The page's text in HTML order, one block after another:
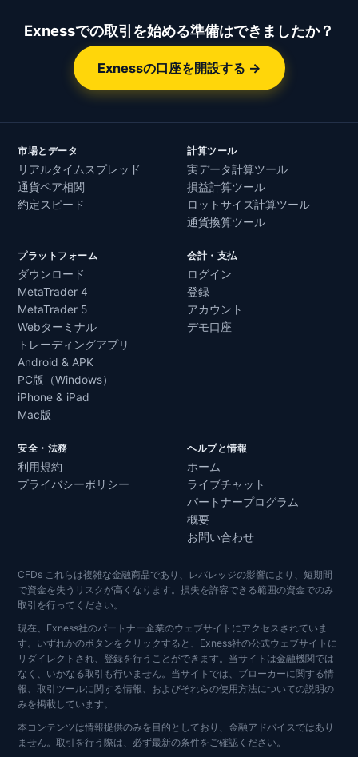
Exnessでの取引を始める準備はできましたか？
Exnessの口座を開設する →
市場とデータ
リアルタイムスプレッド
通貨ペア相関
約定スピード
計算ツール
実データ計算ツール
損益計算ツール
ロットサイズ計算ツール
通貨換算ツール
プラットフォーム
ダウンロード
MetaTrader 4
MetaTrader 5
Webターミナル
トレーディングアプリ
Android & APK
PC版（Windows）
iPhone & iPad
Mac版
会計・支払
ログイン
登録
アカウント
デモ口座
安全・法務
利用規約
プライバシーポリシー
ヘルプと情報
ホーム
ライブチャット
パートナープログラム
概要
お問い合わせ
CFDs これらは複雑な金融商品であり、レバレッジの影響により、短期間
で資金を失うリスクが高くなります。損失を許容できる範囲の資金でのみ
取引を行ってください。
現在、Exness社のパートナー企業のウェブサイトにアクセスされていま
す。いずれかのボタンをクリックすると、Exness社の公式ウェブサイトに
リダイレクトされ、登録を行うことができます。当サイトは金融機関では
なく、いかなる取引も行いません。当サイトでは、ブローカーに関する情
報、取引ツールに関する情報、およびそれらの使用方法についての説明の
みを掲載しています。
本コンテンツは情報提供のみを目的としており、金融アドバイスではあり
ません。取引を行う際は、必ず最新の条件をご確認ください。